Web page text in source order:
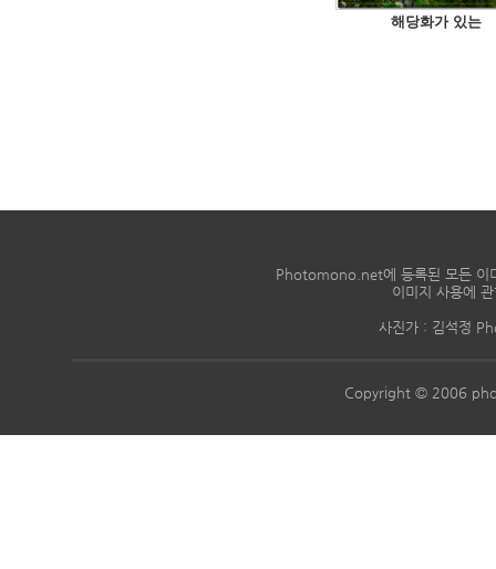
해당화가 있는
Photomono.net에 등록된 모든 이
이미지 사용에
사진가 : 김석정
Copyright © 2006